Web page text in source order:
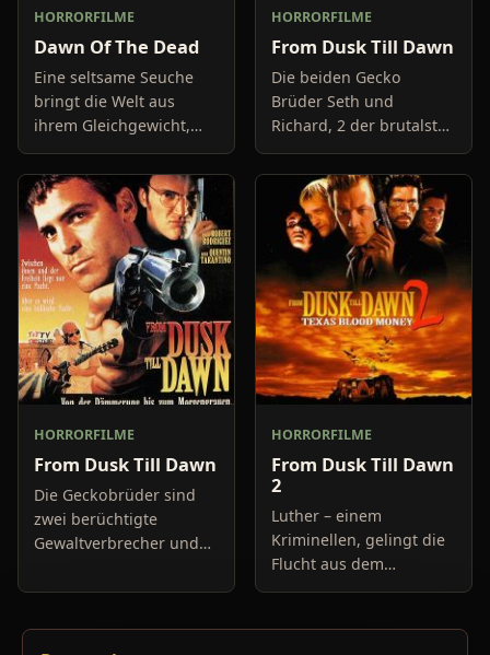
HORRORFILME
Dawn Of The Dead
Eine seltsame Seuche
bringt die Welt aus
ihrem Gleichgewicht,
wie es zuvor kein Angriff
auf die Menschheit
geschafft hat. Tote
werden zu Untoten und
machen Jag
HORRORFILME
From Dusk Till Dawn
Die beiden Gecko
Brüder Seth und
Richard, 2 der brutalsten
Gewaltverbrecher der
USA, ziehen eine blutige
Spur der Verwüstung
hinter sich her. Nach
einem Bank
HORRORFILME
From Dusk Till Dawn
Die Geckobrüder sind
zwei berüchtigte
Gewaltverbrecher und
durch den Westen der
HORRORFILME
From Dusk Till Dawn
2
Luther – einem
Kriminellen, gelingt die
Flucht aus dem
Gefängnis. Er will sich
und zu diesem Zwecke